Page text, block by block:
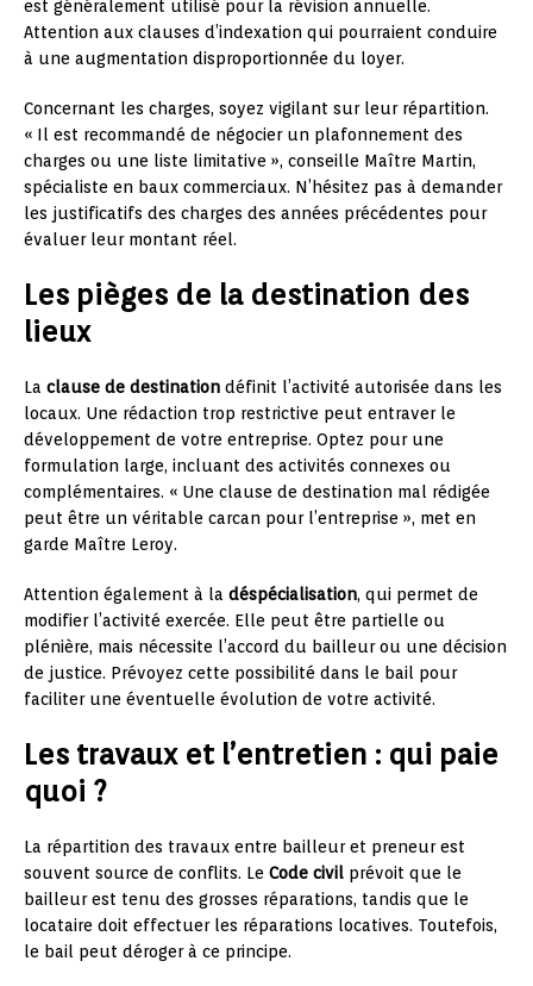
est généralement utilisé pour la révision annuelle.
Attention aux clauses d’indexation qui pourraient conduire
à une augmentation disproportionnée du loyer.
Concernant les charges, soyez vigilant sur leur répartition.
« Il est recommandé de négocier un plafonnement des
charges ou une liste limitative », conseille Maître Martin,
spécialiste en baux commerciaux. N’hésitez pas à demander
les justificatifs des charges des années précédentes pour
évaluer leur montant réel.
Les pièges de la destination des
lieux
La clause de destination définit l’activité autorisée dans les
locaux. Une rédaction trop restrictive peut entraver le
développement de votre entreprise. Optez pour une
formulation large, incluant des activités connexes ou
complémentaires. « Une clause de destination mal rédigée
peut être un véritable carcan pour l’entreprise », met en
garde Maître Leroy.
Attention également à la déspécialisation, qui permet de
modifier l’activité exercée. Elle peut être partielle ou
plénière, mais nécessite l’accord du bailleur ou une décision
de justice. Prévoyez cette possibilité dans le bail pour
faciliter une éventuelle évolution de votre activité.
Les travaux et l’entretien : qui paie
quoi ?
La répartition des travaux entre bailleur et preneur est
souvent source de conflits. Le Code civil prévoit que le
bailleur est tenu des grosses réparations, tandis que le
locataire doit effectuer les réparations locatives. Toutefois,
le bail peut déroger à ce principe.